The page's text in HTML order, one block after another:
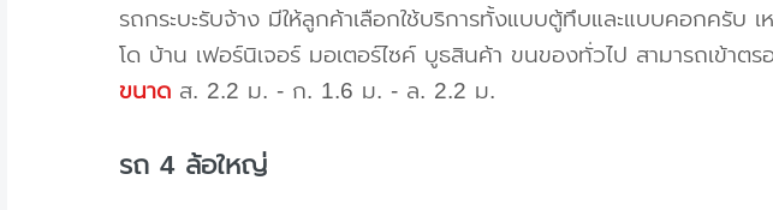
รถกระบะรับจ้าง มีให้ลูกค้าเลือกใช้บริการทั้งแบบตู้ทึบและแบบคอกครั
โด บ้าน เฟอร์นิเจอร์ มอเตอร์ไซค์ บูธสินค้า ขนของทั่วไป สามารถเข้าต
ขนาดส. 2.2 ม. - ก. 1.6 ม. - ล. 2.2 ม.
รถ 4 ล้อใหญ่